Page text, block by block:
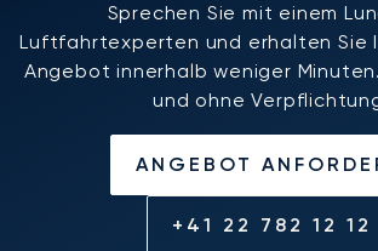
Sprechen Sie mit einem
Luftfahrtexperten und erhalten Sie
Angebot innerhalb weniger
und ohne
ANGEBOT
+41 22 782 12 12